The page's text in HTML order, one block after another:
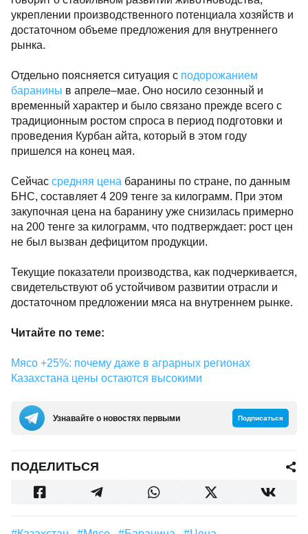
укреплении производственного потенциала хозяйств и
достаточном объеме предложения для внутреннего
рынка.
Отдельно поясняется ситуация с подорожанием
баранины в апреле–мае. Оно носило сезонный и
временный характер и было связано прежде всего с
традиционным ростом спроса в период подготовки и
проведения Курбан айта, который в этом году
пришелся на конец мая.
Сейчас средняя цена баранины по стране, по данным
БНС, составляет 4 209 тенге за килограмм. При этом
закупочная цена на баранину уже снизилась примерно
на 200 тенге за килограмм, что подтверждает: рост цен
не был вызван дефицитом продукции.
Текущие показатели производства, как подчеркивается,
свидетельствуют об устойчивом развитии отрасли и
достаточном предложении мяса на внутреннем рынке.
Читайте по теме:
Мясо +25%: почему даже в аграрных регионах
Казахстана цены остаются высокими
Узнавайте о новостях первыми Подписаться
ПОДЕЛИТЬСЯ